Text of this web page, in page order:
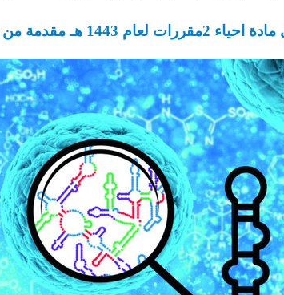
من مؤسسة التحاضير الحديثة